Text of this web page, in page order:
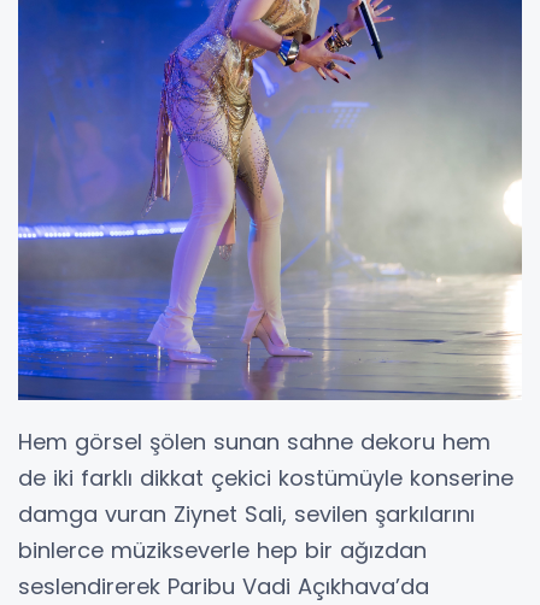
Hem görsel şölen sunan sahne dekoru hem
de iki farklı dikkat çekici kostümüyle konserine
damga vuran Ziynet Sali, sevilen şarkılarını
binlerce müzikseverle hep bir ağızdan
seslendirerek Paribu Vadi Açıkhava’da